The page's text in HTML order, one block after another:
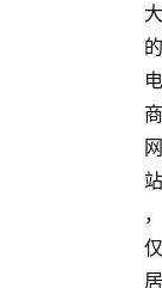
大
的
电
商
网
站
，
仅
居